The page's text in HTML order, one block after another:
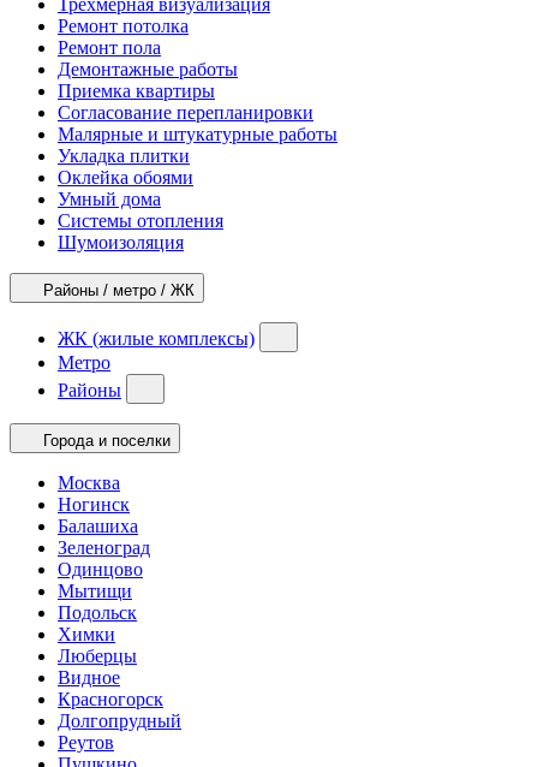
Трехмерная визуализация
Ремонт потолка
Ремонт пола
Демонтажные работы
Приемка квартиры
Согласование перепланировки
Малярные и штукатурные работы
Укладка плитки
Оклейка обоями
Умный дома
Системы отопления
Шумоизоляция
Районы / метро / ЖК
ЖК (жилые комплексы)
Метро
Районы
Города и поселки
Москва
Ногинск
Балашиха
Зеленоград
Одинцово
Мытищи
Подольск
Химки
Люберцы
Видное
Красногорск
Долгопрудный
Реутов